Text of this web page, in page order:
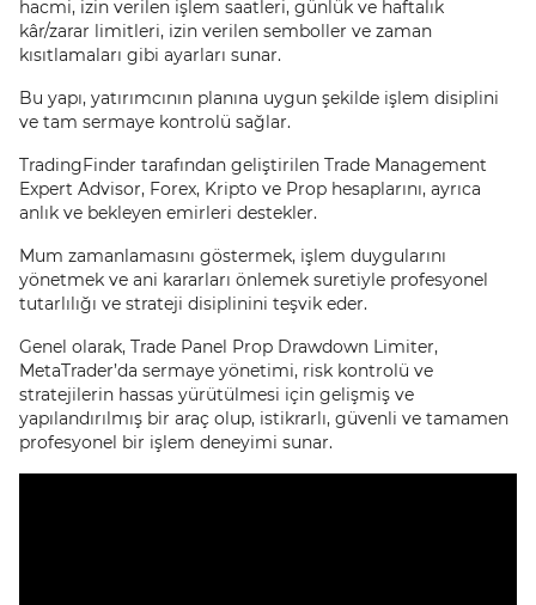
hacmi, izin verilen işlem saatleri, günlük ve haftalık
kâr/zarar limitleri, izin verilen semboller ve zaman
kısıtlamaları gibi ayarları sunar.
Bu yapı, yatırımcının planına uygun şekilde işlem disiplini
ve tam sermaye kontrolü sağlar.
TradingFinder tarafından geliştirilen Trade Management
Expert Advisor, Forex, Kripto ve Prop hesaplarını, ayrıca
anlık ve bekleyen emirleri destekler.
Mum zamanlamasını göstermek, işlem duygularını
yönetmek ve ani kararları önlemek suretiyle profesyonel
tutarlılığı ve strateji disiplinini teşvik eder.
Genel olarak, Trade Panel Prop Drawdown Limiter,
MetaTrader’da sermaye yönetimi, risk kontrolü ve
stratejilerin hassas yürütülmesi için gelişmiş ve
yapılandırılmış bir araç olup, istikrarlı, güvenli ve tamamen
profesyonel bir işlem deneyimi sunar.